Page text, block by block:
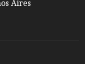
Aires